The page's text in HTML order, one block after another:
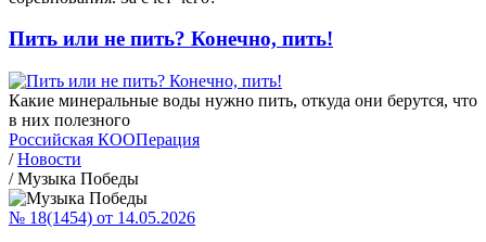
Пить или не пить? Конечно, пить!
Какие минеральные воды нужно пить, откуда они берутся, что
в них полезного
Российская КООПерация
/ Новости
/ Музыка Победы
№ 18(1454) от 14.05.2026